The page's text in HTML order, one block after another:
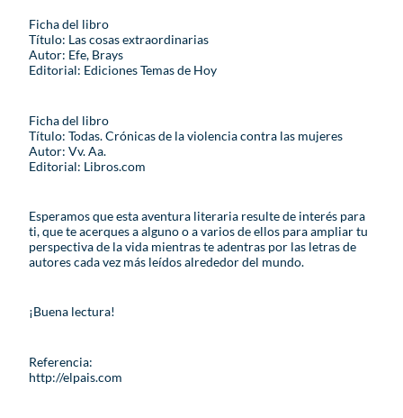
Ficha del libro
Título: Las cosas extraordinarias
Autor: Efe, Brays
Editorial: Ediciones Temas de Hoy
Ficha del libro
Título: Todas. Crónicas de la violencia contra las mujeres
Autor: Vv. Aa.
Editorial: Libros.com
Esperamos que esta aventura literaria resulte de interés para
ti, que te acerques a alguno o a varios de ellos para ampliar tu
perspectiva de la vida mientras te adentras por las letras de
autores cada vez más leídos alrededor del mundo.
¡Buena lectura!
Referencia:
http://elpais.com